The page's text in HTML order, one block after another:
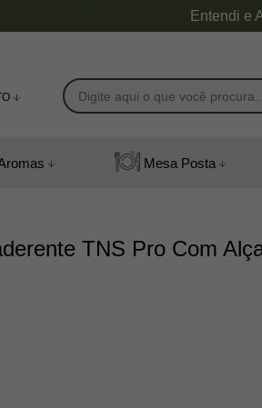
Entendi e
(48) 991831408
Mesa Posta
TNS Pro Com